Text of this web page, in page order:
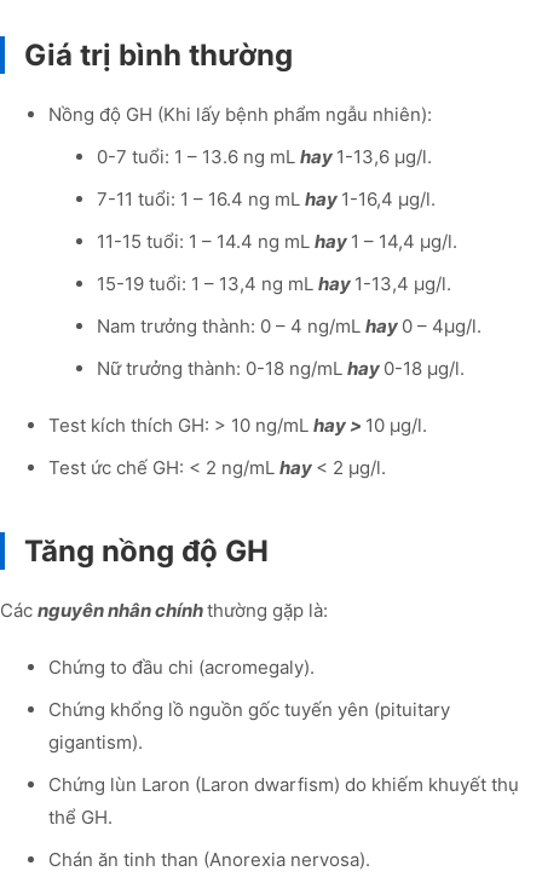
Giá trị bình thường
Nồng độ GH (Khi lấy bệnh phẩm ngẫu nhiên):
0-7 tuổi: 1 – 13.6 ng mL hay 1-13,6 µg/l.
7-11 tuổi: 1 – 16.4 ng mL hay 1-16,4 µg/l.
11-15 tuổi: 1 – 14.4 ng mL hay 1 – 14,4 µg/l.
15-19 tuổi: 1 – 13,4 ng mL hay 1-13,4 µg/l.
Nam trưởng thành: 0 – 4 ng/mL hay 0 – 4µg/l.
Nữ trưởng thành: 0-18 ng/mL hay 0-18 µg/l.
Test kích thích GH: > 10 ng/mL hay > 10 µg/l.
Test ức chế GH: < 2 ng/mL hay < 2 µg/l.
Tăng nồng độ GH
Các nguyên nhân chínhthường gặp là:
Chứng to đầu chi (acromegaly).
Chứng khổng lồ nguồn gốc tuyến yên (pituitary
gigantism).
Chứng lùn Laron (Laron dwarfism) do khiếm khuyết thụ
thể GH.
Chán ăn tinh than (Anorexia nervosa).